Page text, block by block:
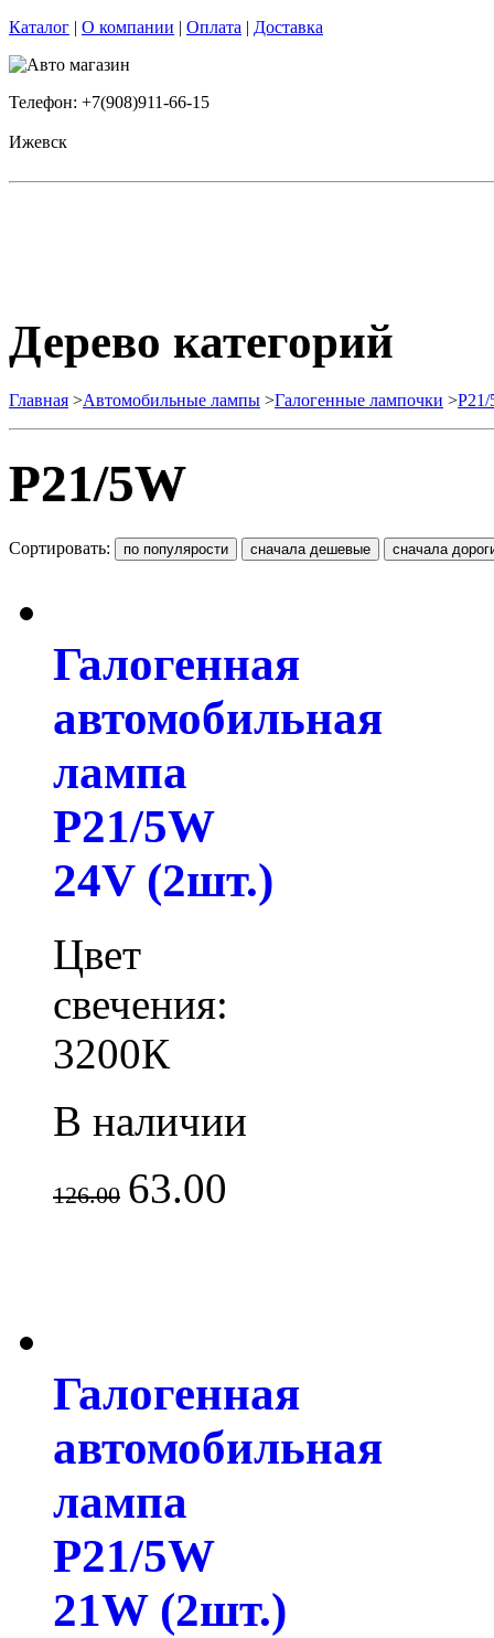
Каталог | О компании | Оплата | Доставка
Телефон: +7(908)911-66-15
Ижевск
Дерево категорий
Главная >Автомобильные лампы >Галогенные лампочки >
P21/5W
Сортировать:
Галогенная
автомобильная
лампа
P21/5W
24V (2шт.)
Цвет
свечения:
3200К
В наличии
126.00 63.00
Галогенная
автомобильная
лампа
P21/5W
21W (2шт.)